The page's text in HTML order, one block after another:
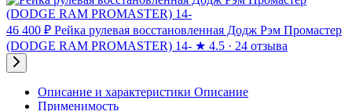
46 400 ₽ Рейка рулевая восстановленная Додж Рэм Промастер
(DODGE RAM PROMASTER) 14- ★ 4.5 · 24 отзыва
Описание и характеристики Описание
Применимость